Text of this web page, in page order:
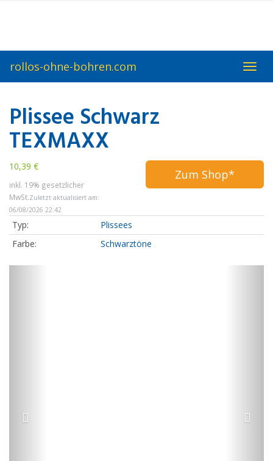
rollos-ohne-bohren.com
Plissee Schwarz
TEXMAXX
10,39 €
inkl. 19% gesetzlicher
MwSt.Zuletzt aktualisiert am:
06/08/2026 22:42
Zum Shop*
Typ:
Plissees
Farbe:
Schwarztöne